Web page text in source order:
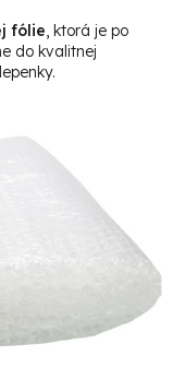
fólie, ktorá je po
do kvalitnej